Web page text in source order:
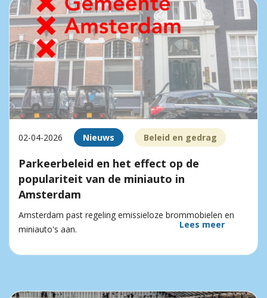
02-04-2026 Nieuws Beleid en gedrag
Parkeerbeleid en het effect op de
populariteit van de miniauto in
Amsterdam
Amsterdam past regeling emissieloze brommobielen en
miniauto's aan.
Lees meer